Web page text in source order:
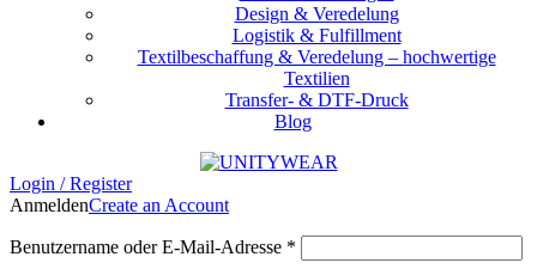
Design & Veredelung
Logistik & Fulfillment
Textilbeschaffung & Veredelung – hochwertige
Textilien
Transfer- & DTF-Druck
Blog
Login / Register
AnmeldenCreate an Account
Benutzername oder E-Mail-Adresse *